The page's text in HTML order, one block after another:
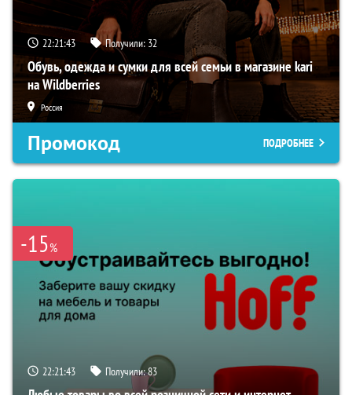
22:21:42 Получили: 32
Обувь, одежда и сумки для всей семьи в магазине kari
на Wildberries
Россия
Промокод ПОДРОБНЕЕ
-15%
22:21:42 Получили:83